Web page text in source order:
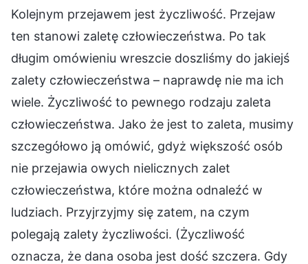
Kolejnym przejawem jest życzliwość. Przejaw
ten stanowi zaletę człowieczeństwa. Po tak
długim omówieniu wreszcie doszliśmy do jakiejś
zalety człowieczeństwa – naprawdę nie ma ich
wiele. Życzliwość to pewnego rodzaju zaleta
człowieczeństwa. Jako że jest to zaleta, musimy
szczegółowo ją omówić, gdyż większość osób
nie przejawia owych nielicznych zalet
człowieczeństwa, które można odnaleźć w
ludziach. Przyjrzyjmy się zatem, na czym
polegają zalety życzliwości. (Życzliwość
oznacza, że dana osoba jest dość szczera. Gdy